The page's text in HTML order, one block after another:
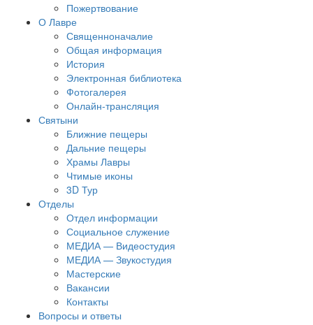
Пожертвование
О Лавре
Священноначалие
Общая информация
История
Электронная библиотека
Фотогалерея
Онлайн-трансляция
Святыни
Ближние пещеры
Дальние пещеры
Храмы Лавры
Чтимые иконы
3D Тур
Отделы
Отдел информации
Социальное служение
МЕДИА — Видеостудия
МЕДИА — Звукостудия
Мастерские
Вакансии
Контакты
Вопросы и ответы